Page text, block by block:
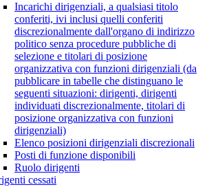
Incarichi dirigenziali, a qualsiasi titolo
conferiti, ivi inclusi quelli conferiti
discrezionalmente dall'organo di indirizzo
politico senza procedure pubbliche di
selezione e titolari di posizione
organizzativa con funzioni dirigenziali (da
pubblicare in tabelle che distinguano le
seguenti situazioni: dirigenti, dirigenti
individuati discrezionalmente, titolari di
posizione organizzativa con funzioni
dirigenziali)
Elenco posizioni dirigenziali discrezionali
Posti di funzione disponibili
Ruolo dirigenti
cessati